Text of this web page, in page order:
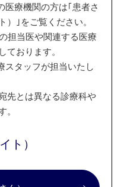
医療機関の方は｢患者さ
｣をご覧ください。
担当医や関連する医療
おります。
スタッフが担当いたし
先とは異なる診療科や
ト）